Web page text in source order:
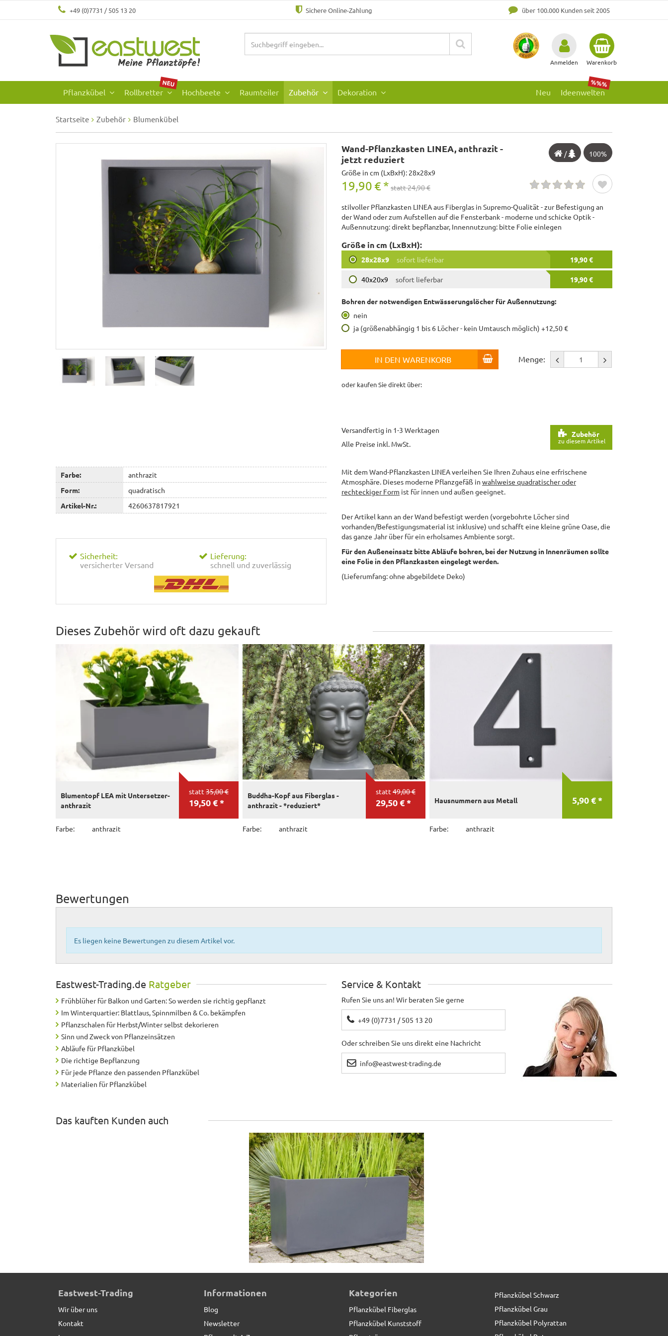
+49 (0)7731 / 505 13 20 Sichere Online-Zahlung über 100.000 Kunden seit 2005
Anmelden Warenkorb
Pflanzkübel Rollbretter
NEU
Hochbeete Raumteiler Zubehör Dekoration Ideenwelten
%%%
Neu
Startseite Zubehör Blumenkübel
Wand-Pflanzkasten LINEA, anthrazit -
jetzt reduziert
Größe in cm (LxBxH): 28x28x9
100%
/
19,90 € * statt 24,90 €
stilvoller Pflanzkasten LINEA aus Fiberglas in Supremo-Qualität - zur Befestigung an
der Wand oder zum Aufstellen auf die Fensterbank - moderne und schicke Optik -
Außennutzung: direkt bepflanzbar, Innennutzung: bitte Folie einlegen
Größe in cm (LxBxH):
28x28x9 19,90 €
sofort lieferbar
40x20x9 19,90 €
sofort lieferbar
Bohren der notwendigen Entwässerungslöcher für Außennutzung:
nein
ja (größenabhängig 1 bis 6 Löcher - kein Umtausch möglich) +12,50 €
IN DEN WARENKORB Menge:
oder kaufen Sie direkt über:
Zubehör
zu diesem Artikel
Versandfertig in 1-3 Werktagen
Alle Preise inkl. MwSt.
Farbe:
anthrazit
Form:
quadratisch
Artikel-Nr.:
4260637817921
Sicherheit:
versicherter Versand
Lieferung:
schnell und zuverlässig
Mit dem Wand-Pflanzkasten LINEA verleihen Sie Ihren Zuhaus eine erfrischene
Atmosphäre. Dieses moderne Pflanzgefäß in wahlweise quadratischer oder
rechteckiger Form ist für innen und außen geeignet.
Der Artikel kann an der Wand befestigt werden (vorgebohrte Löcher sind
vorhanden/Befestigungsmaterial ist inklusive) und schafft eine kleine grüne Oase, die
das ganze Jahr über für ein erholsames Ambiente sorgt.
Für den Außeneinsatz bitte Abläufe bohren, bei der Nutzung in Innenräumen sollte
eine Folie in den Pflanzkasten eingelegt werden.
(Lieferumfang: ohne abgebildete Deko)
Dieses Zubehör wird oft dazu gekauft
statt 35,00 €
19,50 € *
Blumentopf LEA mit Untersetzer-
anthrazit
Farbe: anthrazit
statt 49,00 €
29,50 € *
Buddha-Kopf aus Fiberglas -
anthrazit - *reduziert*
Farbe: anthrazit
5,90 € *
Hausnummern aus Metall
Farbe: anthrazit
Bewertungen
Es liegen keine Bewertungen zu diesem Artikel vor.
Eastwest-Trading.de Ratgeber
Frühblüher für Balkon und Garten: So werden sie richtig gepflanzt
Im Winterquartier: Blattlaus, Spinnmilben & Co. bekämpfen
Pflanzschalen für Herbst/Winter selbst dekorieren
Sinn und Zweck von Pflanzeinsätzen
Abläufe für Pflanzkübel
Die richtige Bepflanzung
Für jede Pflanze den passenden Pflanzkübel
Materialien für Pflanzkübel
Service & Kontakt
Rufen Sie uns an! Wir beraten Sie gerne
+49 (0)7731 / 505 13 20
Oder schreiben Sie uns direkt eine Nachricht
info@eastwest-trading.de
Das kauften Kunden auch
Pflanztrog, Pflanzkübel, Fiberglas anthrazit (Rollen optional)
129,50 € *
Eastwest-Trading
Wir über uns
Kontakt
Informationen
Blog
Newsletter
Kategorien
Pflanzkübel Fiberglas
Pflanzkübel Kunststoff
Pflanzkübel Schwarz
Pflanzkübel Grau
Pflanzkübel Polyrattan